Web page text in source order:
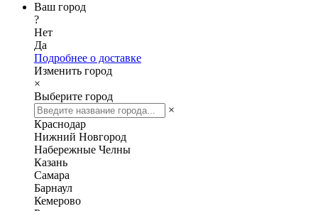
Ваш город
?
Нет
Да
Подробнее о доставке
Изменить город
×
Выберите город
×
Краснодар
Нижний Новгород
Набережные Челны
Казань
Самара
Барнаул
Кемерово